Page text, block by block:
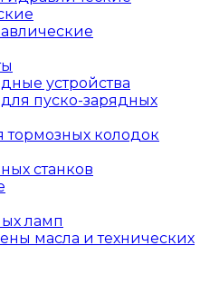
устройства
пуско-зарядных
тормозных колодок
станков
ламп
масла и технических